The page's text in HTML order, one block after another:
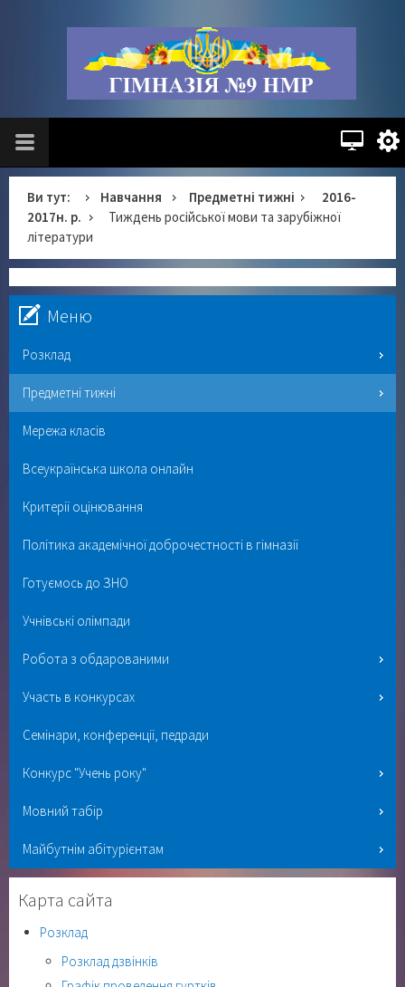
Ви тут: Навчання Предметні тижні
2016-
2017н. р.
Тиждень російської мови та зарубіжної
літератури
Меню
Розклад
Предметні тижні
Мережа класів
Всеукраїнська школа онлайн
Критерії оцінювання
Політика академічної доброчестності в гімназії
Готуємось до ЗНО
Учнівські олімпади
Робота з обдарованими
Участь в конкурсах
Семінари, конференції, педради
Конкурс "Учень року"
Мовний табір
Майбутнім абітурієнтам
Карта сайта
Розклад
Розклад дзвінків